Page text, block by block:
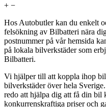
+ −
Hos Autobutler kan du enkelt
felsökning av Bilbatteri nära
postnummer på vår hemsida
på lokala bilverkstäder som
Bilbatteri.
Vi hjälper till att koppla ihop
bilverkstäder över hela
redo att hjälpa dig att få din
konkurrenskraftiga priser och